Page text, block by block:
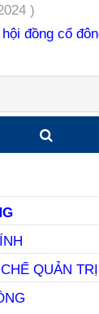
)
đồng cổ
QUẢN TRỊ